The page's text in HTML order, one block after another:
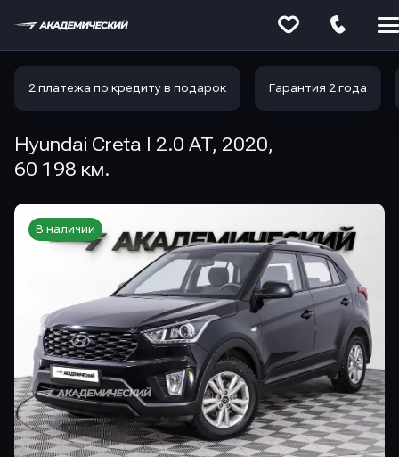
2 платежа по кредиту в подарок Гарантия 2 года
Hyundai Creta I 2.0 AT, 2020,
60 198 км.
В наличии